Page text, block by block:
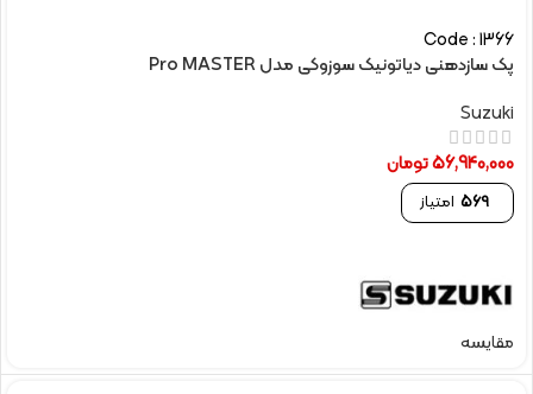
Code : 1366
پک سازدهنی دیاتونیک سوزوکی مدل Pro MASTER
Suzuki
56,940,000تومان
569 امتیاز
مقایسه